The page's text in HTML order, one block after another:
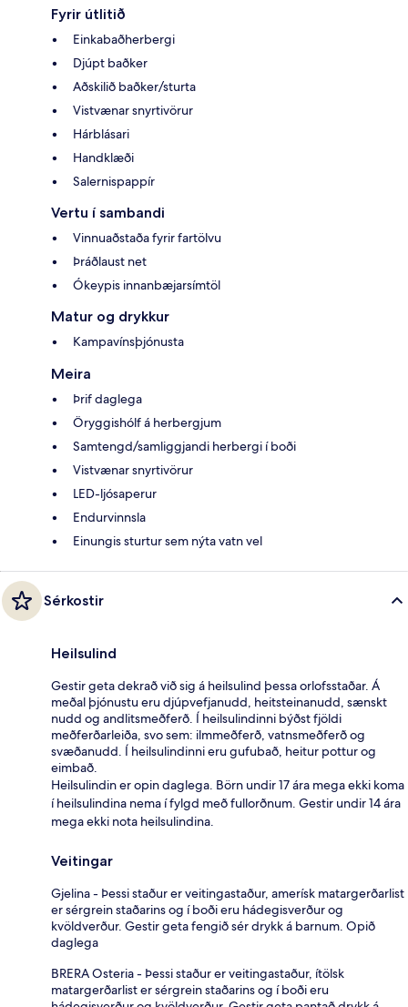
Fyrir útlitið
Einkabaðherbergi
Djúpt baðker
Aðskilið baðker/sturta
Vistvænar snyrtivörur
Hárblásari
Handklæði
Salernispappír
Vertu í sambandi
Vinnuaðstaða fyrir fartölvu
Þráðlaust net
Ókeypis innanbæjarsímtöl
Matur og drykkur
Kampavínsþjónusta
Meira
Þrif daglega
Öryggishólf á herbergjum
Samtengd/samliggjandi herbergi í boði
Vistvænar snyrtivörur
LED-ljósaperur
Endurvinnsla
Einungis sturtur sem nýta vatn vel
Sérkostir
Heilsulind
Gestir geta dekrað við sig á heilsulind þessa orlofsstaðar. Á
meðal þjónustu eru djúpvefjanudd, heitsteinanudd, sænskt
nudd og andlitsmeðferð. Í heilsulindinni býðst fjöldi
meðferðarleiða, svo sem: ilmmeðferð, vatnsmeðferð og
svæðanudd. Í heilsulindinni eru gufubað, heitur pottur og
eimbað.
Heilsulindin er opin daglega. Börn undir 17 ára mega ekki koma
í heilsulindina nema í fylgd með fullorðnum. Gestir undir 14 ára
mega ekki nota heilsulindina.
Veitingar
Gjelina - Þessi staður er veitingastaður, amerísk matargerðarlist
er sérgrein staðarins og í boði eru hádegisverður og
kvöldverður. Gestir geta fengið sér drykk á barnum. Opið
daglega
BRERA Osteria - Þessi staður er veitingastaður, ítölsk
matargerðarlist er sérgrein staðarins og í boði eru